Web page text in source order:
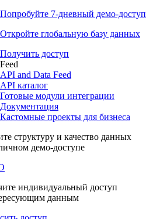
Попробуйте 7-дневный демо-доступ
Откройте глобальную базу данных
Получить доступ
API and Data Feed
API каталог
Готовые модули интеграции
Документация
Кастомные проекты для бизнеса
структуру и качество данных
демо-доступе
индивидуальный доступ
данным